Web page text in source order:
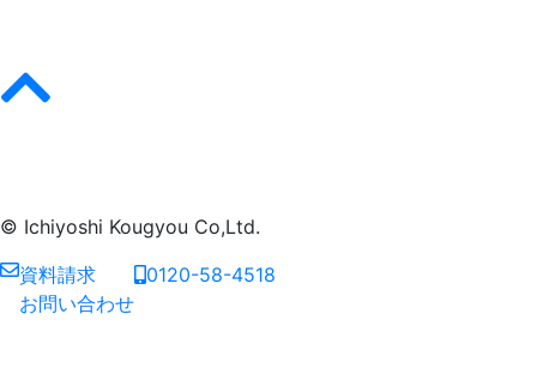
© Ichiyoshi Kougyou Co,Ltd.
資料請求
お問い合わせ
0120-58-4518